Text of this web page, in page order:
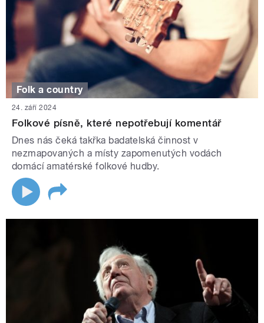
Folk a country
24. září 2024
Folkové písně, které nepotřebují komentář
Dnes nás čeká takřka badatelská činnost v
nezmapovaných a místy zapomenutých vodách
domácí amatérské folkové hudby.